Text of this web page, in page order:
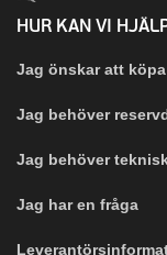
HUR KAN VI
Jag önskar att köpa
Jag behöver
Jag behöver
Jag har en fråga